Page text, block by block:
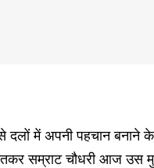
में अपनी पहचान बनाने के
सम्राट चौधरी आज उस